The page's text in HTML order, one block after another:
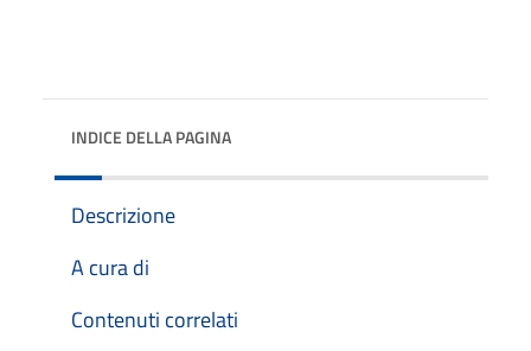
INDICE DELLA PAGINA
Descrizione
A cura di
Contenuti correlati